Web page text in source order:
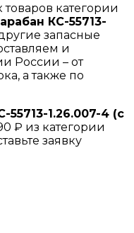
категории
КС-55713-
запасные
и
России – от
а также по
55713-1.26.007-4 (с
₽ из категории
заявку